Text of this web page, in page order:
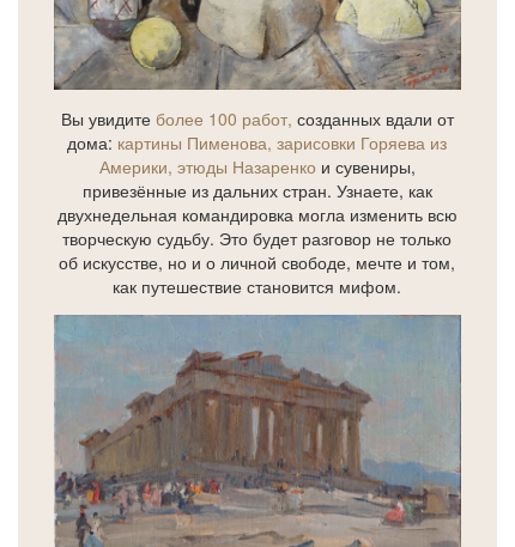
Вы увидите более 100 работ, созданных вдали от
дома: картины Пименова, зарисовки Горяева из
Америки, этюды Назаренко и сувениры,
привезённые из дальних стран. Узнаете, как
двухнедельная командировка могла изменить всю
творческую судьбу. Это будет разговор не только
об искусстве, но и о личной свободе, мечте и том,
как путешествие становится мифом.